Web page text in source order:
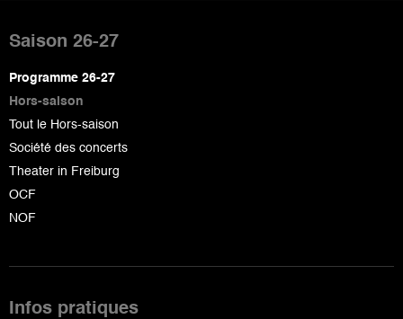
de
page
Saison 26-27
Programme 26-27
Hors-saison
Tout le Hors-saison
Société des concerts
Theater in Freiburg
OCF
NOF
Infos pratiques